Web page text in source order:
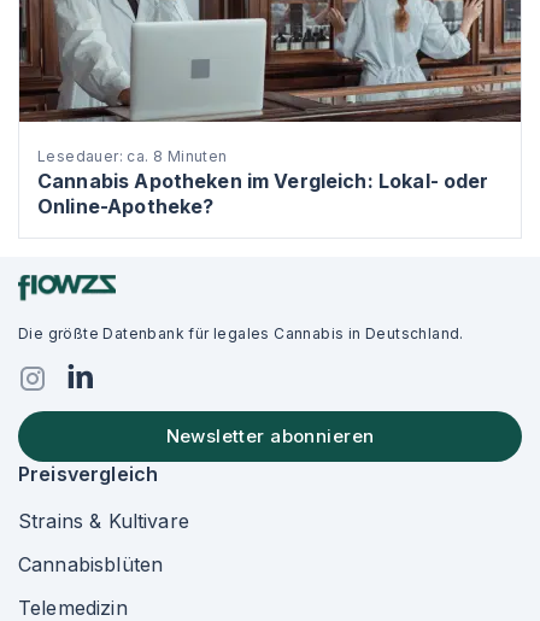
Lesedauer: ca. 8 Minuten
Cannabis Apotheken im Vergleich: Lokal- oder
Online-Apotheke?
Die größte Datenbank für legales Cannabis in Deutschland.
Newsletter abonnieren
Preisvergleich
Strains & Kultivare
Cannabisblüten
Telemedizin